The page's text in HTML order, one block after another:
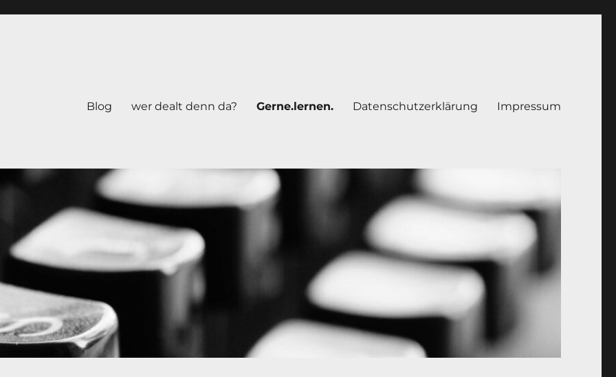
Blog wer dealt denn da? Gerne.lernen. Datenschutzerklärung Impressum